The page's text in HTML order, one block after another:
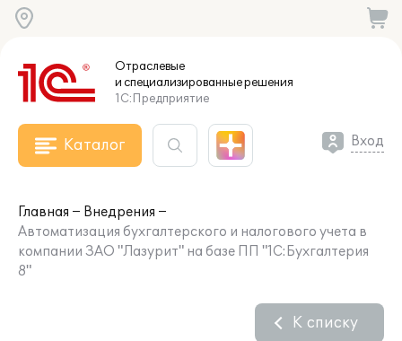
Отраслевые
и специализированныерешения
1С:Предприятие
Каталог Вход
Главная
Внедрения
Автоматизация бухгалтерского и налогового учета в
компании ЗАО "Лазурит" на базе ПП "1С:Бухгалтерия
8"
К списку